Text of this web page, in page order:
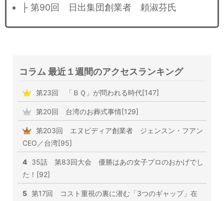
├ 第90回 日出集団創業者 頼淑芬氏
コラム 最近１週間のアクセスランキング
第23回 「ＢＱ」が問われる時代[147]
第20回 台湾のお葬式事情[129]
第203回 エヌビディア創業者 ジェンスン・フアン
CEO／台湾[95]
4 35話 第83回大会 優勝はあの女子プロのおかげでし
た！[92]
5 第17回 コスト重視の裏に潜む「3つのギャップ」在